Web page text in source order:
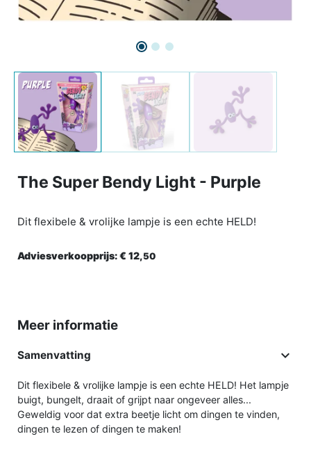
The Super Bendy Light - Purple
Dit flexibele & vrolijke lampje is een echte HELD!
Adviesverkoopprijs:€ 12,50
Meer informatie
Samenvatting 
Dit flexibele & vrolijke lampje is een echte HELD! Het lampje
buigt, bungelt, draait of grijpt naar ongeveer alles...
Geweldig voor dat extra beetje licht om dingen te vinden,
dingen te lezen of dingen te maken!